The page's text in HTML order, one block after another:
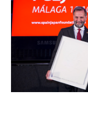
Aviso legal
de privacidad